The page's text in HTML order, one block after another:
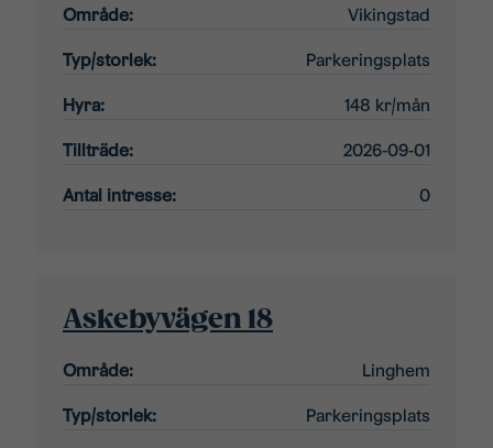
Område: Vikingstad
Typ/storlek: Parkeringsplats
Hyra: 148 kr/mån
Tillträde: 2026-09-01
Antal intresse: 0
Askebyvägen 18
Område: Linghem
Typ/storlek: Parkeringsplats